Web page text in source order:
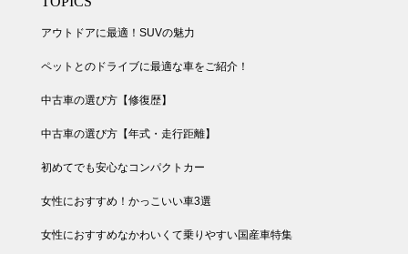
アウトドアに最適！SUVの魅力
ペットとのドライブに最適な車をご紹介！
中古車の選び方【修復歴】
中古車の選び方【年式・走行距離】
初めてでも安心なコンパクトカー
女性におすすめ！かっこいい車3選
女性におすすめなかわいくて乗りやすい国産車特集